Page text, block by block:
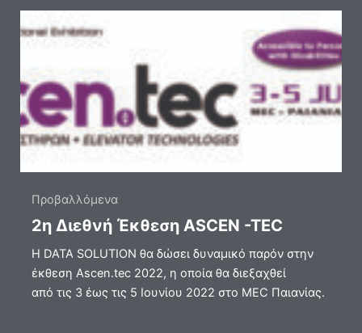
Προβαλλόμενα
2η Διεθνή Έκθεση ASCEN -TEC
Η DATA SOLUTION θα δώσει δυναμικό παρόν στην
έκθεση Ascen.tec 2022, η οποία θα διεξαχθεί
από τις 3 έως τις 5 Ιουνίου 2022 στο MEC Παιανίας.